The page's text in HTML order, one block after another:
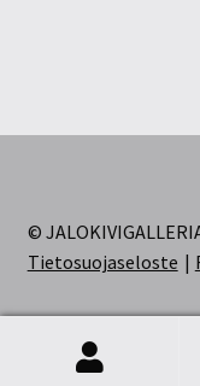
©
Tietosuojaseloste